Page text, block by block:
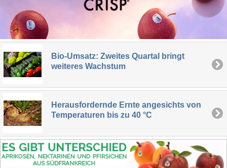
Bio-Umsatz: Zweites Quartal bringt
weiteres Wachstum
Herausfordernde Ernte angesichts von
Temperaturen bis zu 40 °C